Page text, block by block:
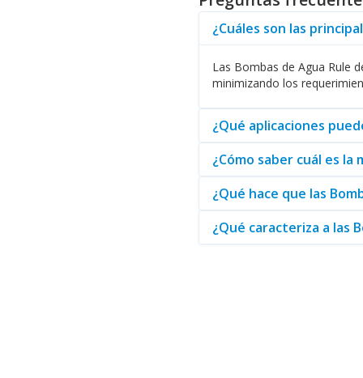
En conclusión, si busca
calidad de sus productos.
¿Cuáles son las
Las Bombas de Agua Rule
minimizando los
¿Qué aplicaciones
¿Cómo saber cuál es
¿Qué hace que las
¿Qué caracteriza a las